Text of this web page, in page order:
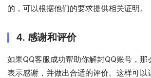
的，可以根据他们的要求提供相关证明。
4. 感谢和评价
如果QQ客服成功帮助你解封QQ账号，那
表示感谢，并做出合适的评价。这样可以